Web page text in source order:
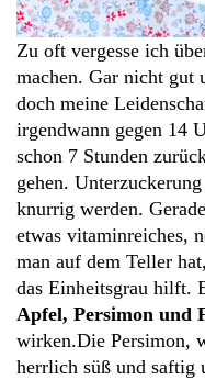
Zu oft vergesse ich
machen. Gar nicht gut
doch meine
irgendwann gegen 14
schon 7 Stunden
gehen.
knurrig werden.
etwas vitaminreiches,
man auf dem Teller
das Einheitsgrau hilft.
Apfel, Persimon und
wirken.Die Persimon,
herrlich süß und saftig